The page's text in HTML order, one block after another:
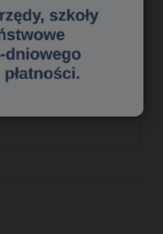
zapytaj o produkt
poleć znajomemu